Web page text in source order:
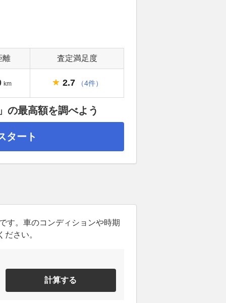
離 査定満足度
km 2.7 （4件）
の最高額を調べよう
タート
す。車のコンディションや時期
さい。
計算する